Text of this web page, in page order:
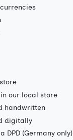
our local store
handwritten
digitally
DPD (Germany only)